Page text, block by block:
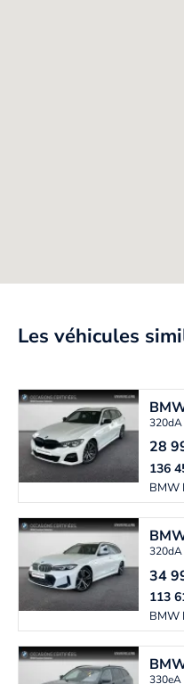
Les véhicules
320dA
28
BMW
136
320dA
34
BMW
113
330eA